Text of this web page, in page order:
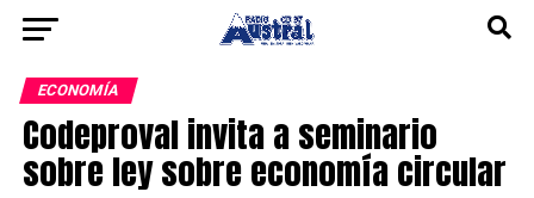
ECONOMÍA
Codeproval invita a seminario
sobre ley sobre economía circular